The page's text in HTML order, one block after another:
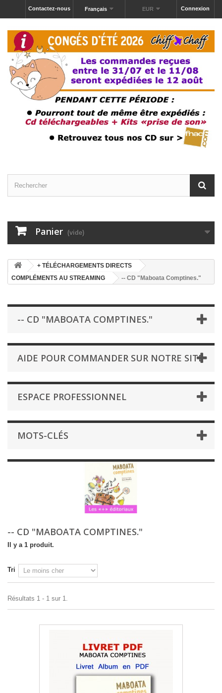
Connexion
EUR
Français
Contactez-nous
Panier (vide)
+ TÉLÉCHARGEMENTS DIRECTS
COMPLÉMENTS AU STREAMING
-- CD "Maboata Comptines."
-- CD "MABOATA COMPTINES."
AIDE POUR COMMANDER SUR NOTRE SITE
ESPACE PROFESSIONNEL
MOTS-CLÉS
-- CD "MABOATA COMPTINES."
Il y a 1 produit.
Tri
Résultats 1 - 1 sur 1.